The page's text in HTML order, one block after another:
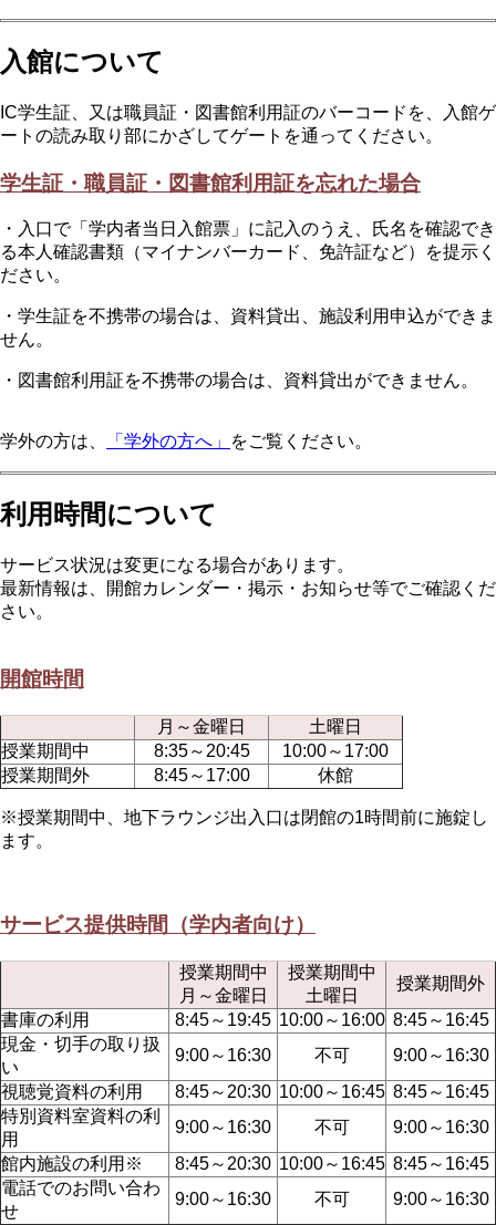
入館について
IC学生証、又は職員証・図書館利用証のバーコードを、入館ゲ
ートの読み取り部にかざしてゲートを通ってください。
学生証・職員証・図書館利用証を忘れた場合
・入口で「学内者当日入館票」に記入のうえ、氏名を確認でき
る本人確認書類（マイナンバーカード、免許証など）を提示く
ださい。
・学生証を不携帯の場合は、資料貸出、施設利用申込ができま
せん。
・図書館利用証を不携帯の場合は、資料貸出ができません。
学外の方は、 「学外の方へ」 をご覧ください。
利用時間について
サービス状況は変更になる場合があります。
最新情報は、開館カレンダー・掲示・お知らせ等でご確認くだ
さい。
開館時間
月～金曜日
土曜日
授業期間中
8:35～20:45
10:00～17:00
授業期間外
8:45～17:00 休館
※授業期間中、地下ラウンジ出入口は閉館の1時間前に施錠し
ます。
サービス提供時間（学内者向け）
授業期間中
月～金曜日
授業期間中
土曜日
授業期間外
書庫の利用
8:45～19:45 10:00～16:00 8:45～16:45
現金・切手の取り扱
い
9:00～16:30 不可
9:00～16:30
視聴覚資料の利用
8:45～20:30 10:00～16:45 8:45～16:45
特別資料室資料の利
用
9:00～16:30 不可
9:00～16:30
館内施設の利用※
8:45～20:30 10:00～16:45 8:45～16:45
電話でのお問い合わ
せ
9:00～16:30 不可 9:00～16:30